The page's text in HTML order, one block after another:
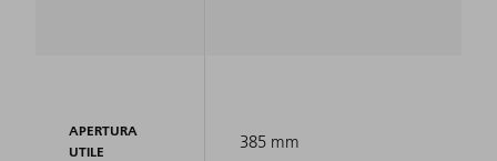
APERTURA
UTILE
385 mm